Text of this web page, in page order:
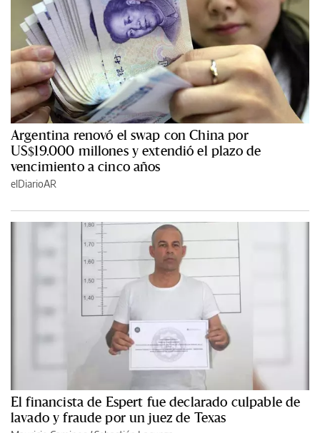
Argentina renovó el swap con China por
US$19.000 millones y extendió el plazo de
vencimiento a cinco años
elDiarioAR
El financista de Espert fue declarado culpable de
lavado y fraude por un juez de Texas